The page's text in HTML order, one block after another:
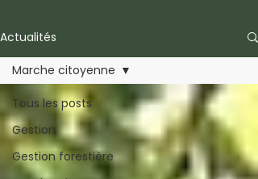
Actualités
Tous les posts
Gestion
Gestion forestière
Marche citoyenne